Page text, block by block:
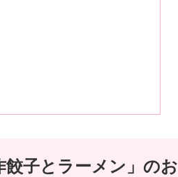
餃子とラーメン」のお